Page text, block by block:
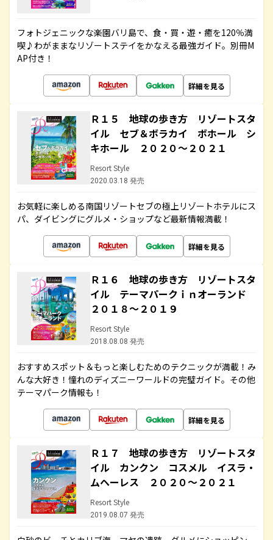
フォトジェニックな楽園バリ島で、食・買・遊・癒を120％満
喫♪わがままなリゾートステイをかなえる最強ガイド。別冊M
AP付き！
詳細を見る
Ｒ１５ 地球の歩き方 リゾートスタ
イル セブ＆ボラカイ ボホール シ
キホール ２０２０～２０２１
Resort Style
2020.03.18 発売
お気軽に楽しめる南国リゾートセブの極上リゾートホテルにス
パ、ダイビングにグルメ・ショップなど最新情報満載！
詳細を見る
Ｒ１６ 地球の歩き方 リゾートスタ
イル テーマパークｉｎオーランド
２０１８～２０１９
Resort Style
2018.08.08 発売
おすすめスポット＆もっと楽しむためのテクニックが満載！み
んな大好き！憧れのディズニーワールドの完璧ガイド。その他
テーマパーク情報も！
詳細を見る
Ｒ１７ 地球の歩き方 リゾートスタ
イル カンクン コスメル イスラ・
ムヘーレス ２０２０～２０２１
Resort Style
2019.08.07 発売